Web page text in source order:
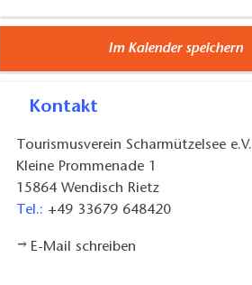
Im Kalender speichern
Kontakt
Tourismusverein Scharmützelsee e.V.
Kleine Prommenade 1
15864 Wendisch Rietz
Tel.: +49 33679 648420
E-Mail schreiben